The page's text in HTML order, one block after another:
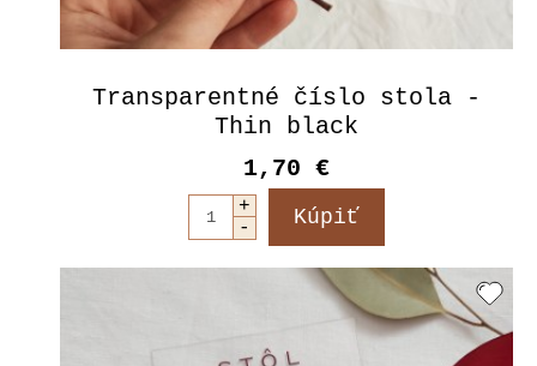
Transparentné číslo stola -
Thin black
1,70 €